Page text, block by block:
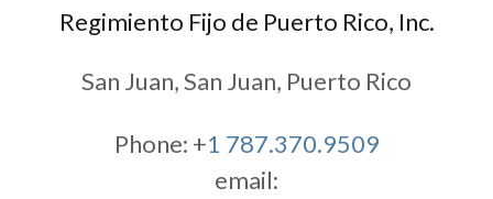
Regimiento Fijo de Puerto Rico, Inc.
San Juan, San Juan, Puerto Rico
Phone: +1 787.370.9509
email: